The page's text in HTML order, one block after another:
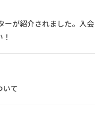
ーが紹介されました。入会
いて